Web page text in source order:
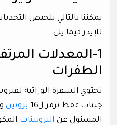
يمكننا بالتالي تلخيص
للإيدز فيما يلي:
1-المعدلات
الطفرات
جينات فقط ترمز ل16
بروتين
المسئول عن البروتينات